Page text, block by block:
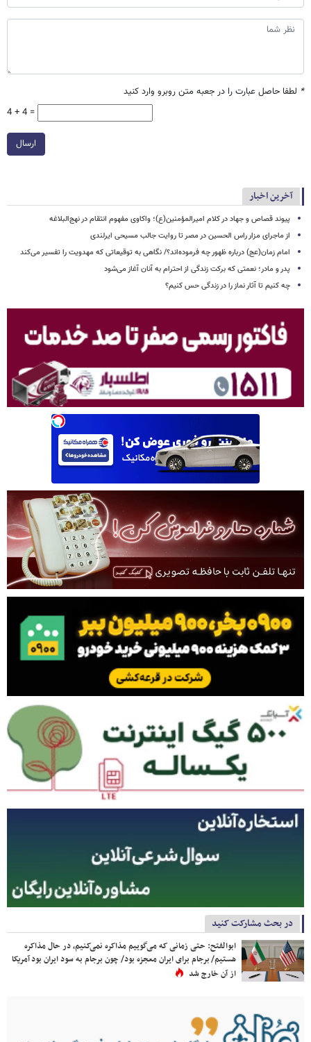
* لطفا حاصل عبارت را در جعبه متن روبرو وارد کنید
4 + 4 =
ارسال
آخرین اخبار
پیوند قصاص و جهاد در کلام امیرالمؤمنین(ع)؛ واکاوی مفهوم انتقام در نهج‌البلاغه
از ماجرای مزار راس الحسین در مصر تا روایت جالب مسیحی ایرلندی
امام زمان(عج) درباره ظهور چه فرموده‌اند؟/ نگاهی به توقیعاتی که مهدویت را تفسیر می‌کند
پدر و مادر؛ نعمتی که برکت زندگی از احترام به آنان آغاز می‌شود
چه کنیم تا آثار نماز را در زندگی حس کنیم؟
در بحث مشارکت کنید
ابوالفتح: حتی زمانی که می‌گوییم مذاکره نمی‌کنیم، در حال مذاکره
هستیم/ برجام برای ایران معجزه بود/ چون برجام به سود ایران بود آمریکا
از آن خارج شد